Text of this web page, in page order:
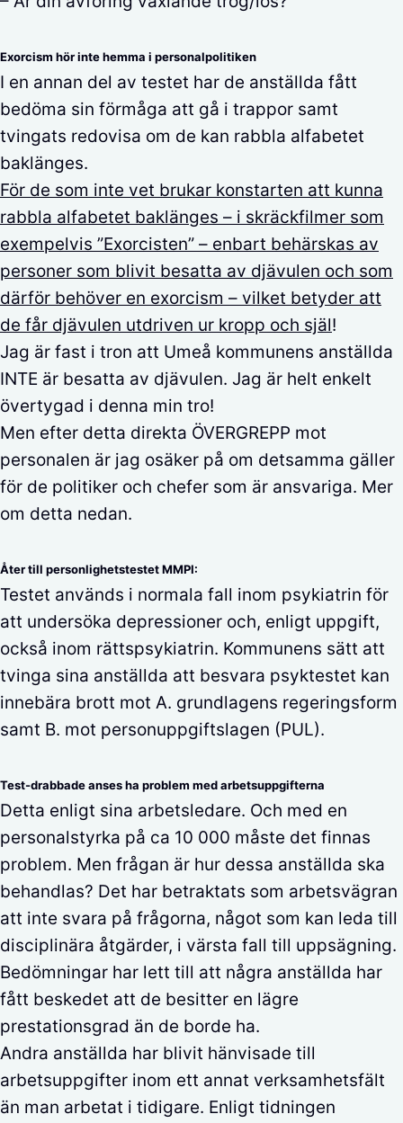
Exorcism hör inte hemma i personalpolitiken
I en annan del av testet har de anställda fått
bedöma sin förmåga att gå i trappor samt
tvingats redovisa om de kan rabbla alfabetet
baklänges.
För de som inte vet brukar konstarten att kunna
rabbla alfabetet baklänges – i skräckfilmer som
exempelvis ”Exorcisten” – enbart behärskas av
personer som blivit besatta av djävulen och som
därför behöver en exorcism – vilket betyder att
de får djävulen utdriven ur kropp och själ!
Jag är fast i tron att Umeå kommunens anställda
INTE är besatta av djävulen. Jag är helt enkelt
övertygad i denna min tro!
Men efter detta direkta ÖVERGREPP mot
personalen är jag osäker på om detsamma gäller
för de politiker och chefer som är ansvariga. Mer
om detta nedan.
Åter till personlighetstestet MMPI:
Testet används i normala fall inom psykiatrin för
att undersöka depressioner och, enligt uppgift,
också inom rättspsykiatrin. Kommunens sätt att
tvinga sina anställda att besvara psyktestet kan
innebära brott mot A. grundlagens regeringsform
samt B. mot personuppgiftslagen (PUL).
Test-drabbade anses ha problem med arbetsuppgifterna
Detta enligt sina arbetsledare. Och med en
personalstyrka på ca 10 000 måste det finnas
problem. Men frågan är hur dessa anställda ska
behandlas? Det har betraktats som arbetsvägran
att inte svara på frågorna, något som kan leda till
disciplinära åtgärder, i värsta fall till uppsägning.
Bedömningar har lett till att några anställda har
fått beskedet att de besitter en lägre
prestationsgrad än de borde ha.
Andra anställda har blivit hänvisade till
arbetsuppgifter inom ett annat verksamhetsfält
än man arbetat i tidigare. Enligt tidningen